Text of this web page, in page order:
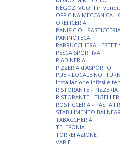
NEGOZI VUOTI in
OFFICINA MECCANICA -
OREFICERIA
PANIFICIO - PASTICCERIA
PANINOTECA
PARRUCCHIERA -
PESCA SPORTIVA
PIADINERIA
PIZZERIA d'ASPORTO
PUB - LOCALE
Installazione infissi e
RISTORANTE - PIZZERIA
RISTORANTE -
ROSTICCERIA - PASTA
STABILIMENTO
TABACCHERIA
TELEFONIA
TORREFAZIONE
VARIE